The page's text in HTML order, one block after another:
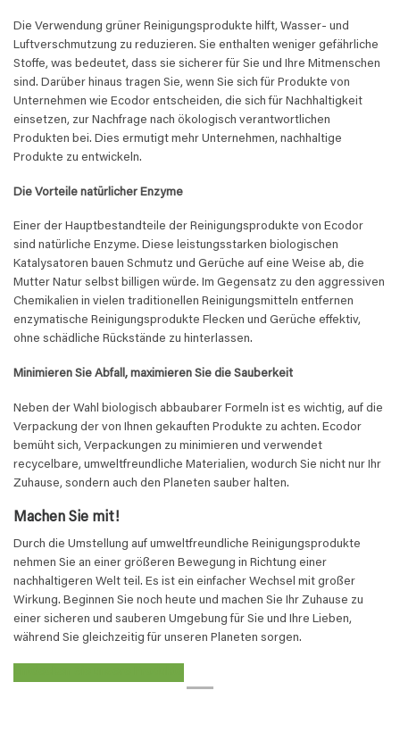
Die Verwendung grüner Reinigungsprodukte hilft, Wasser- und
Luftverschmutzung zu reduzieren. Sie enthalten weniger gefährliche
Stoffe, was bedeutet, dass sie sicherer für Sie und Ihre Mitmenschen
sind. Darüber hinaus tragen Sie, wenn Sie sich für Produkte von
Unternehmen wie Ecodor entscheiden, die sich für Nachhaltigkeit
einsetzen, zur Nachfrage nach ökologisch verantwortlichen
Produkten bei. Dies ermutigt mehr Unternehmen, nachhaltige
Produkte zu entwickeln.
Die Vorteile natürlicher Enzyme
Einer der Hauptbestandteile der Reinigungsprodukte von Ecodor
sind natürliche Enzyme. Diese leistungsstarken biologischen
Katalysatoren bauen Schmutz und Gerüche auf eine Weise ab, die
Mutter Natur selbst billigen würde. Im Gegensatz zu den aggressiven
Chemikalien in vielen traditionellen Reinigungsmitteln entfernen
enzymatische Reinigungsprodukte Flecken und Gerüche effektiv,
ohne schädliche Rückstände zu hinterlassen.
Minimieren Sie Abfall, maximieren Sie die Sauberkeit
Neben der Wahl biologisch abbaubarer Formeln ist es wichtig, auf die
Verpackung der von Ihnen gekauften Produkte zu achten. Ecodor
bemüht sich, Verpackungen zu minimieren und verwendet
recycelbare, umweltfreundliche Materialien, wodurch Sie nicht nur Ihr
Zuhause, sondern auch den Planeten sauber halten.
Machen Sie mit!
Durch die Umstellung auf umweltfreundliche Reinigungsprodukte
nehmen Sie an einer größeren Bewegung in Richtung einer
nachhaltigeren Welt teil. Es ist ein einfacher Wechsel mit großer
Wirkung. Beginnen Sie noch heute und machen Sie Ihr Zuhause zu
einer sicheren und sauberen Umgebung für Sie und Ihre Lieben,
während Sie gleichzeitig für unseren Planeten sorgen.